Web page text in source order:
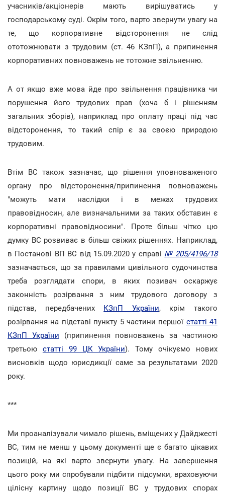
учасників/акціонерів мають вирішуватись у
господарському суді. Окрім того, варто звернути увагу на
те, що корпоративне відсторонення не слід
ототожнювати з трудовим (ст. 46 КЗпП), а припинення
корпоративних повноважень не тотожне звільненню.
А от якщо вже мова йде про звільнення працівника чи
порушення його трудових прав (хоча б і рішенням
загальних зборів), наприклад про оплату праці під час
відсторонення, то такий спір є за своєю природою
трудовим.
Втім ВС також зазначає, що рішення уповноваженого
органу про відсторонення/припинення повноважень
"можуть мати наслідки і в межах трудових
правовідносин, але визначальними за таких обставин є
корпоративні правовідносини". Проте більш чітко цю
думку ВС розвиває в більш свіжих рішеннях. Наприклад,
в Постанові ВП ВС від 15.09.2020 у справі № 205/4196/18
зазначається, що за правилами цивільного судочинства
треба розглядати спори, в яких позивач оскаржує
законність розірвання з ним трудового договору з
підстав, передбачених КЗпП України, крім такого
розірвання на підставі пункту 5 частини першої статті 41
КЗпП України (припинення повноважень за частиною
третьою статті 99 ЦК України). Тому очікуємо нових
висновків щодо юрисдикції саме за результатами 2020
року.
***
Ми проаналізували чимало рішень, вміщених у Дайджесті
ВС, тим не менш у цьому документі ще є багато цікавих
позицій, на які варто звернути увагу. На завершення
цього року ми спробували підбити підсумки, враховуючи
цілісну картину щодо позиції ВС у трудових спорах